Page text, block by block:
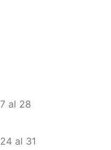
al 28
al 31